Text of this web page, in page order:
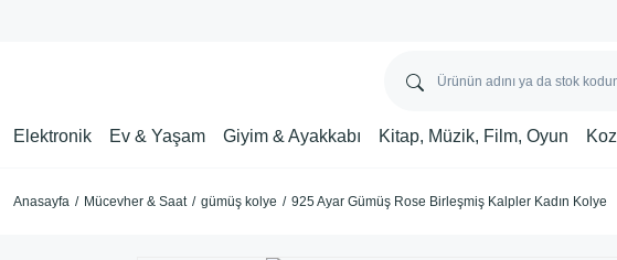
Elektronik Ev & Yaşam Giyim & Ayakkabı Kitap, Müzik, Film, Oyun
Anasayfa Mücevher & Saat gümüş kolye 925 Ayar Gümüş Rose Birleşmiş Kalpler Kadın Kolye